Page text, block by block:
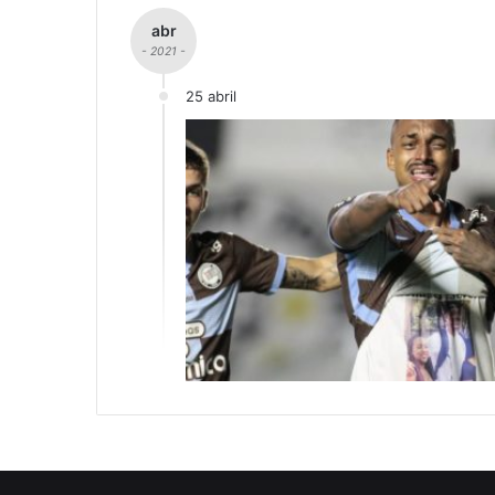
abr
- 2021 -
25 abril